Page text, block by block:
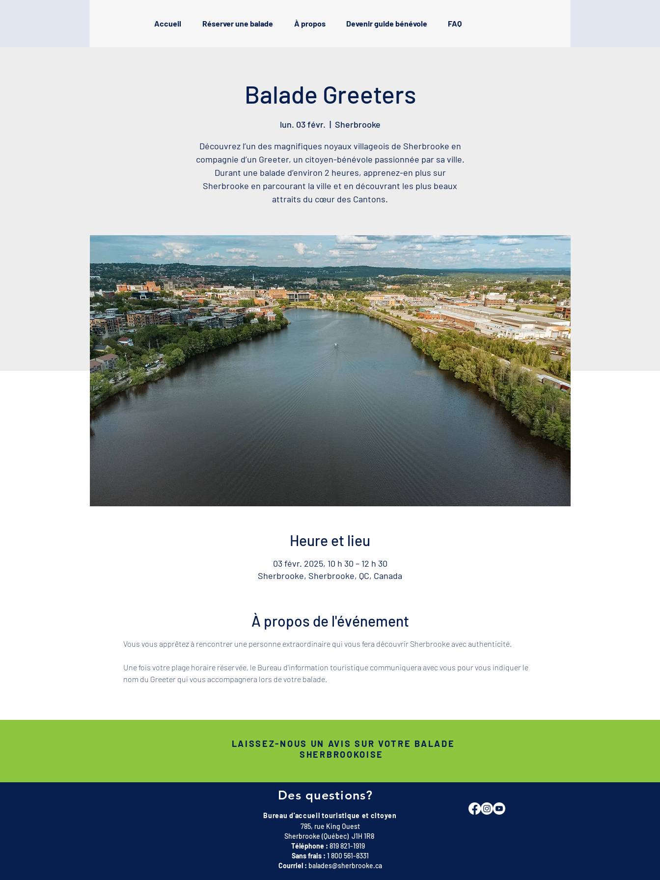
Accueil Réserver une balade À propos Devenir guide bénévole FAQ
Balade Greeters
lun. 03 févr.
  |
Sherbrooke
Découvrez l’un des magnifiques noyaux villageois de Sherbrooke en
compagnie d’un Greeter, un citoyen-bénévole passionnée par sa ville.
Durant une balade d’environ 2 heures, apprenez-en plus sur
Sherbrooke en parcourant la ville et en découvrant les plus beaux
attraits du cœur des Cantons.
Heure et lieu
03 févr. 2025, 10 h 30 – 12 h 30
Sherbrooke, Sherbrooke, QC, Canada
À propos de l'événement
Vous vous apprêtez à rencontrer une personne extraordinaire qui vous fera découvrir Sherbrooke avec authenticité.
Une fois votre plage horaire réservée, le Bureau d'information touristique communiquera avec vous pour vous indiquer le
nom du Greeter qui vous accompagnera lors de votre balade.
Des questions?
Bureau d'accueil touristique et citoyen
785, rue King Ouest
Sherbrooke (Québec) J1H 1R8
Téléphone : 819 821-1919
Sans frais : 1 800 561-8331
Courriel : balades@sherbrooke.ca
LAISSEZ-NOUS UN AVIS SUR VOTRE BALADE
SHERBROOKOISE